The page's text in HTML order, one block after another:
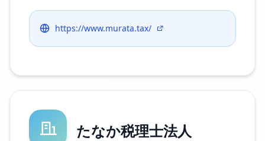
https://www.murata.tax/
たなか税理士法人